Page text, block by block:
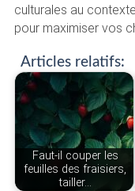
culturales au
pour maximiser vos
Articles relatifs:
Faut-il couper les
feuilles des fraisiers,
tailler…